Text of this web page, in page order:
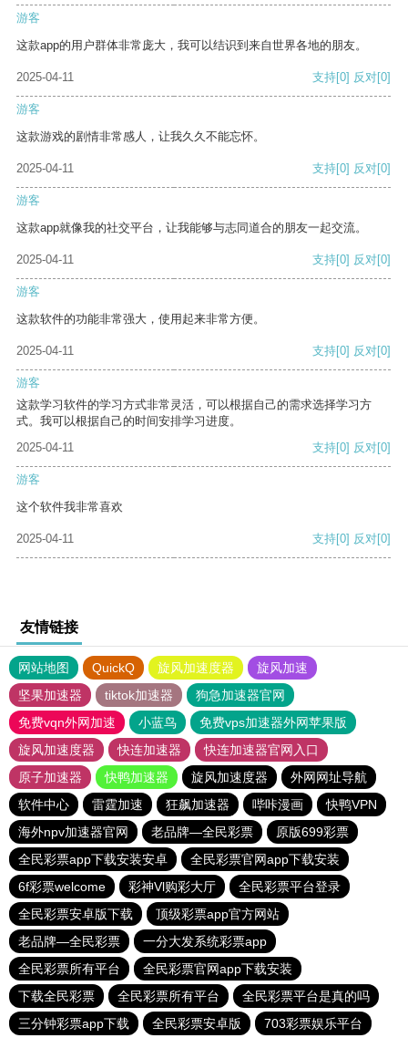
游客
这款app的用户群体非常庞大，我可以结识到来自世界各地的朋友。
2025-04-11 支持[0] 反对[0]
游客
这款游戏的剧情非常感人，让我久久不能忘怀。
2025-04-11 支持[0] 反对[0]
游客
这款app就像我的社交平台，让我能够与志同道合的朋友一起交流。
2025-04-11 支持[0] 反对[0]
游客
这款软件的功能非常强大，使用起来非常方便。
2025-04-11 支持[0] 反对[0]
游客
这款学习软件的学习方式非常灵活，可以根据自己的需求选择学习方
式。我可以根据自己的时间安排学习进度。
2025-04-11
支持[0] 反对[0]
游客
这个软件我非常喜欢
2025-04-11 支持[0] 反对[0]
友情链接
网站地图 QuickQ 旋风加速度器
旋风加速
坚果加速器
tiktok加速器
狗急加速器官网
免费vqn外网加速
小蓝鸟
免费vps加速器外网苹果版
旋风加速度器
快连加速器
快连加速器官网入口
原子加速器
快鸭加速器 旋风加速度器
外网网址导航
软件中心
雷霆加速 狂飙加速器 哔咔漫画
快鸭VPN
海外npv加速器官网
老品牌—全民彩票
原版699彩票
全民彩票app下载安装安卓
全民彩票官网app下载安装
6f彩票welcome
彩神Vl购彩大厅
全民彩票平台登录
全民彩票安卓版下载
顶级彩票app官方网站
老品牌—全民彩票
一分大发系统彩票app
全民彩票所有平台
全民彩票官网app下载安装
下载全民彩票
全民彩票所有平台
全民彩票平台是真的吗
三分钟彩票app下载
全民彩票安卓版 703彩票娱乐平台